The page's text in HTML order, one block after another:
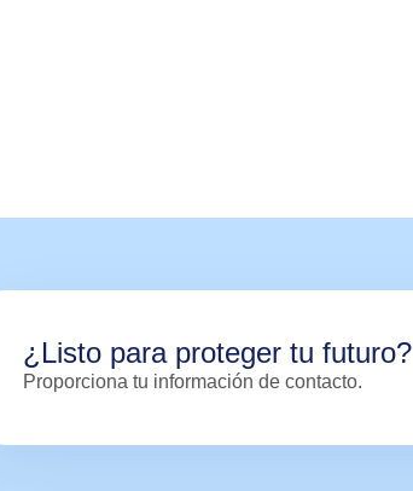
¿Listo para proteger tu futuro?
Proporciona tu información de contacto.